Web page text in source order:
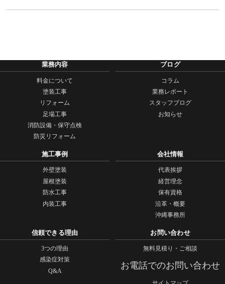
業務内容
料金について
塗装工事
リフォーム
足場工事
消防設備・保守点検
防災リフォーム
ブログ
コラム
業務レポート
スタッフブログ
お知らせ
施工事例
外壁塗装
屋根塗装
防水工事
内装工事
会社情報
代表挨拶
経営理念
保有資格
沿革・概要
沖縄事務所
信頼できる理由
3つの理由
感染症対策
Q&A
お問い合わせ
無料見積り・ご相談
お電話でのお問い合わせ